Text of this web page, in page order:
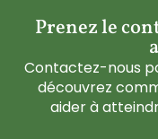
Prenez le
Contactez-nous
découvrez
aider à